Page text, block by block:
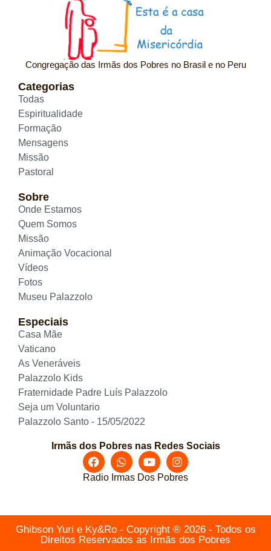
Congregação das Irmãs dos Pobres no Brasil e no Peru
Categorias
Todas
Espiritualidade
Formação
Mensagens
Missão
Pastoral
Sobre
Onde Estamos
Quem Somos
Missão
Animação Vocacional
Vídeos
Fotos
Museu Palazzolo
Especiais
Casa Mãe
Vaticano
As Veneráveis
Palazzolo Kids
Fraternidade Padre Luís Palazzolo
Seja um Voluntario
Palazzolo Santo - 15/05/2022
Irmãs dos Pobres nas Redes Sociais
Radio Irmas Dos Pobres
Ghibson Yuri e Ky&Ro - Copyright ® 2026 - Todos os
Direitos Reservados as Irmãs dos Pobres